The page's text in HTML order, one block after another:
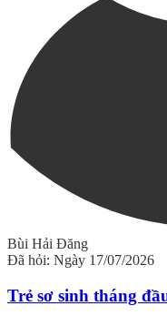
Bùi Hải Đăng
Đã hỏi: Ngày 17/07/2026
Trẻ sơ sinh tháng